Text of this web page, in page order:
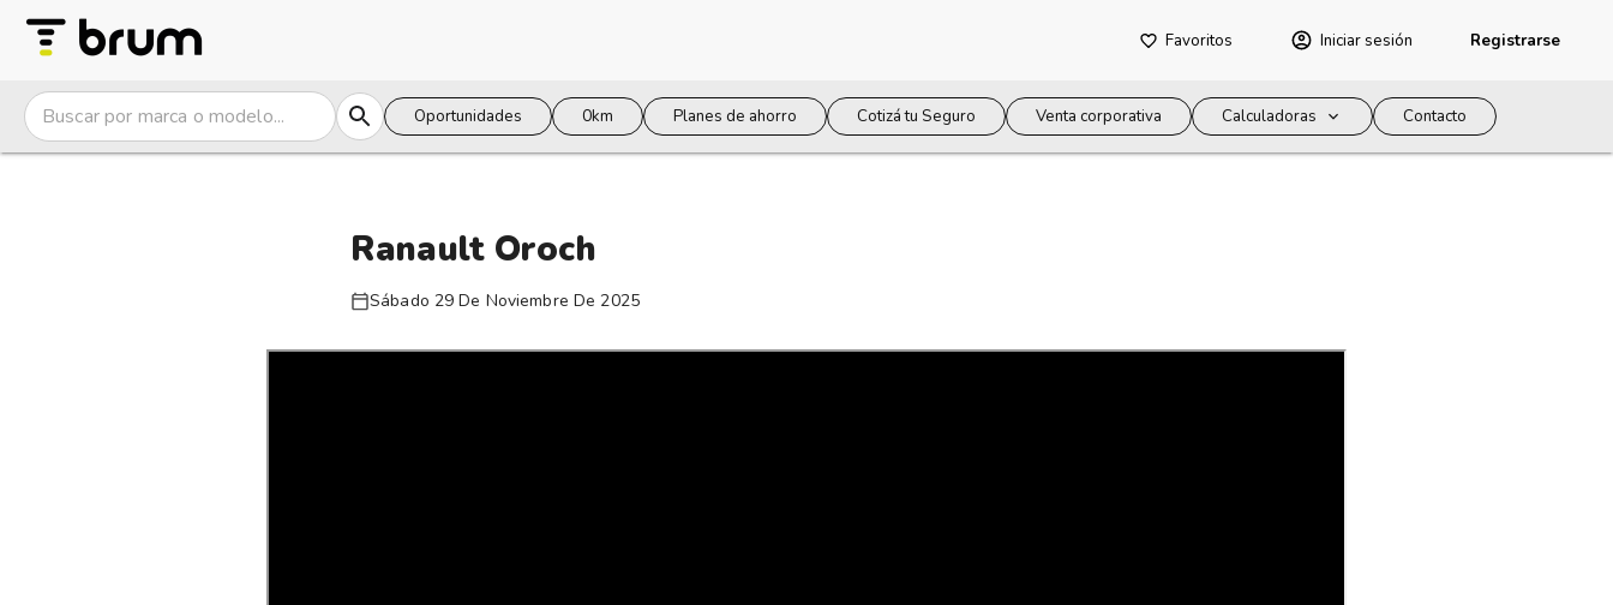
Favoritos Iniciar sesión Registrarse
Oportunidades 0km Planes de ahorro Cotizá tu Seguro Venta corporativa Calculadoras Contacto
Ranault Oroch
Sábado 29 De Noviembre De 2025